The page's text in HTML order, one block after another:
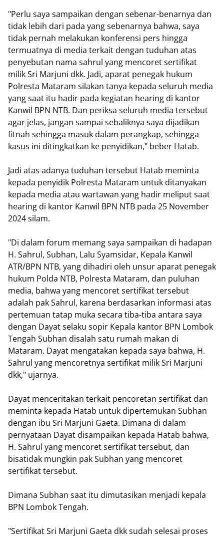
"Perlu saya sampaikan dengan sebenar-benarnya dan
tidak lebih dari pada yang sebenarnya bahwa, saya
tidak pernah melakukan konferensi pers hingga
termuatnya di media terkait dengan tuduhan atas
penyebutan nama sahrul yang mencoret sertifikat
milik Sri Marjuni dkk. Jadi, aparat penegak hukum
Polresta Mataram silakan tanya kepada seluruh media
yang saat itu hadir pada kegiatan hearing di kantor
Kanwil BPN NTB. Dan periksa seluruh media tersebut
agar jelas, jangan sampai sebaliknya saya dijadikan
fitnah sehingga masuk dalam perangkap, sehingga
kasus ini ditingkatkan ke penyidikan," beber Hatab.
Jadi atas adanya tuduhan tersebut Hatab meminta
kepada penyidik Polresta Mataram untuk ditanyakan
kepada media atau wartawan yang hadir meliput saat
hearing di kantor Kanwil BPN NTB pada 25 November
2024 silam.
"Di dalam forum memang saya sampaikan di hadapan
H. Sahrul, Subhan, Lalu Syamsidar, Kepala Kanwil
ATR/BPN NTB, yang dihadiri oleh unsur aparat penegak
hukum Polda NTB, Polresta Mataram, dan puluhan
media, bahwa yang mencoret sertifikat tersebut
adalah pak Sahrul, karena berdasarkan informasi atas
pertemuan tatap muka secara tiba-tiba antara saya
dengan Dayat selaku sopir Kepala kantor BPN Lombok
Tengah Subhan disalah satu rumah makan di
Mataram. Dayat mengatakan kepada saya bahwa, H.
Sahrul yang mencoretnya sertifikat milik Sri Marjuni
dkk," ujarnya.
Dayat menceritakan terkait pencoretan sertifikat dan
meminta kepada Hatab untuk dipertemukan Subhan
dengan ibu Sri Marjuni Gaeta. Dimana di dalam
pernyataan Dayat disampaikan kepada Hatab bahwa,
H. Sahrul yang mencoret sertifikat tersebut, dan
bisatidak mungkin pak Subhan yang mencoret
sertifikat tersebut.
Dimana Subhan saat itu dimutasikan menjadi kepala
BPN Lombok Tengah.
"Sertifikat Sri Marjuni Gaeta dkk sudah selesai proses